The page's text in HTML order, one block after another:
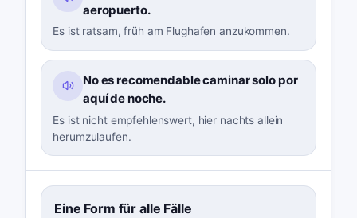
aeropuerto.
Es ist ratsam, früh am Flughafen anzukommen.
No es recomendable caminar solo por
aquí de noche.
Es ist nicht empfehlenswert, hier nachts allein
herumzulaufen.
Eine Form für alle Fälle